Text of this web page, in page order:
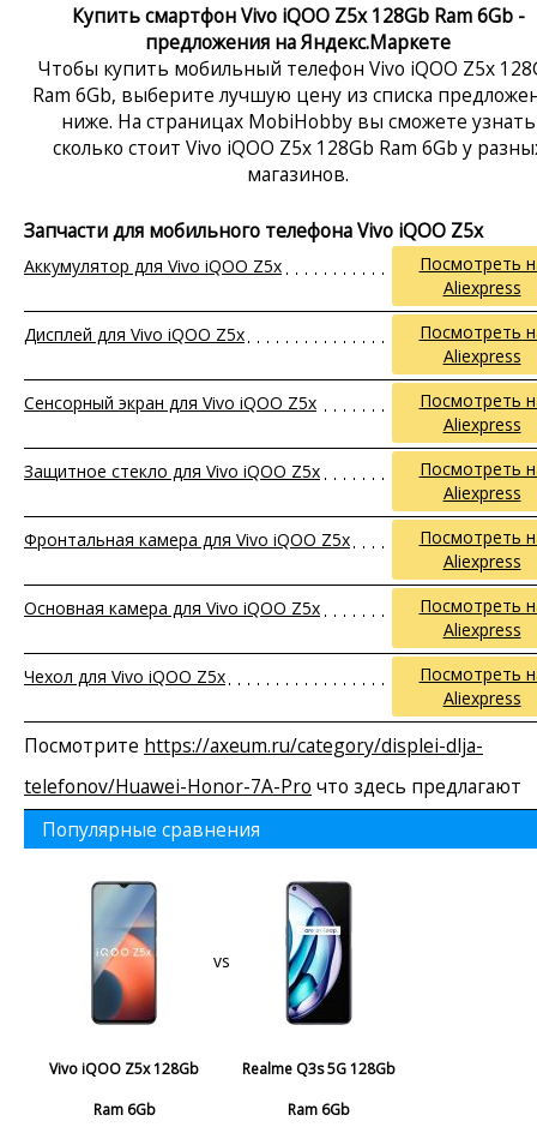
Купить смартфон Vivo iQOO Z5x 128Gb Ram 6Gb -
предложения на Яндекс.Маркете
Чтобы купить мобильный телефон Vivo iQOO Z5x
Ram 6Gb, выберите лучшую цену из списка
ниже. На страницах MobiHobby вы сможете узнать
сколько стоит Vivo iQOO Z5x 128Gb Ram 6Gb у
магазинов.
Запчасти для мобильного телефона Vivo iQOO Z5x
Аккумулятор для Vivo iQOO Z5x
Посмотреть
Aliexpress
Дисплей для Vivo iQOO Z5x
Посмотреть
Aliexpress
Сенсорный экран для Vivo iQOO Z5x
Посмотреть
Aliexpress
Защитное стекло для Vivo iQOO Z5x
Посмотреть
Aliexpress
Фронтальная камера для Vivo iQOO Z5x
Посмотреть
Aliexpress
Основная камера для Vivo iQOO Z5x
Посмотреть
Aliexpress
Чехол для Vivo iQOO Z5x
Посмотреть
Aliexpress
Посмотрите https://axeum.ru/category/displei-dlja-
telefonov/Huawei-Honor-7A-Pro что здесь предлагают
Популярные сравнения
Vivo iQOO Z5x 128Gb
Ram 6Gb
vs
Realme Q3s 5G 128Gb
Ram 6Gb